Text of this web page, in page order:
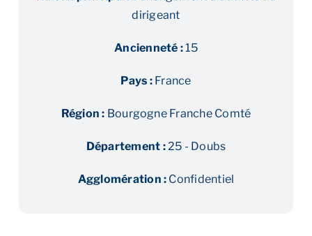
dirigeant
Ancienneté :15
Pays :France
Région : Bourgogne Franche Comté
Département :25 - Doubs
Agglomération : Confidentiel